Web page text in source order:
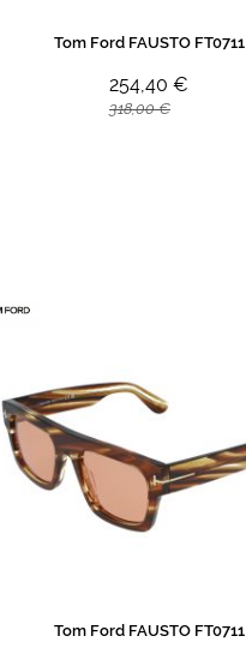
Tom Ford FAUSTO FT0711
254,40 €
318,00 €
Tom Ford FAUSTO FT0711